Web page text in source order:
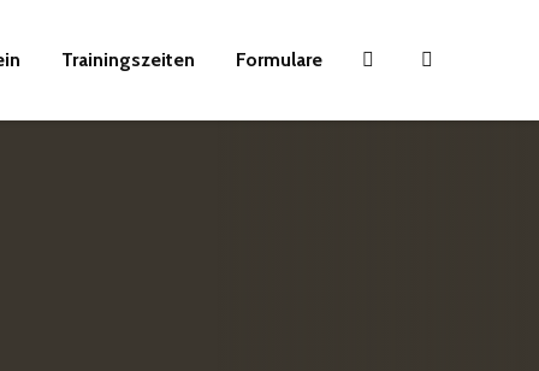
Trainingszeiten Formulare